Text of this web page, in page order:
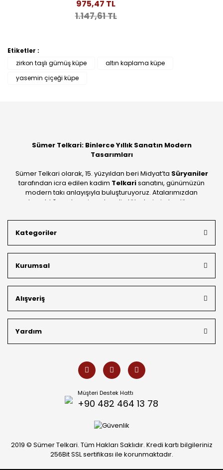
975,47 TL
1.147,61 TL
Etiketler :
zirkon taşlı gümüş küpe
altın kaplama küpe
yasemin çiçeği küpe
Sümer Telkari: Binlerce Yıllık Sanatın Modern
Tasarımları
Sümer Telkari olarak, 15. yüzyıldan beri Midyat’ta Süryaniler
tarafından icra edilen kadim Telkarisanatını, günümüzün
modern takı anlayışıyla buluşturuyoruz. Atalarımızdan
devraldığımız bu mirası; kendi atölyelerimizde, dünya
Mardin’in tarihi dokusunu yansıtan geleneksel işlemeleri, her
müşterilerimizin özel siparişlerini benzersiz bir titizlikle
hazırlıyor; köklü geçmişimizi geleceğin takı modasına
güvenle taşıyoruz.
Kategoriler
Kurumsal
Alışveriş
Yardım
Müşteri Destek Hattı
+90 482 464 13 78
2019 © Sümer Telkari. Tüm Hakları Saklıdır. Kredi kartı bilgileriniz
256Bit SSL sertifikası ile korunmaktadır.